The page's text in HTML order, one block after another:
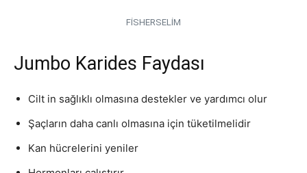
FİSHERSELİM
Jumbo Karides Faydası
Cilt in sağlıklı olmasına destekler ve yardımcı olur
Şaçların daha canlı olmasına için tüketilmelidir
Kan hücrelerini yeniler